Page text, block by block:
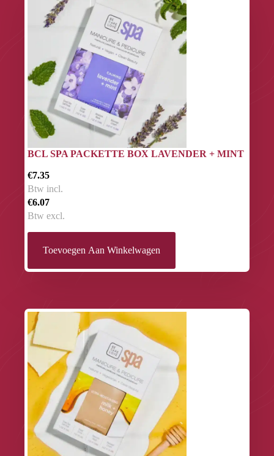
BCL SPA PACKETTE BOX LAVENDER + MINT
€7.35
Btw incl.
€6.07
Btw excl.
Toevoegen Aan Winkelwagen